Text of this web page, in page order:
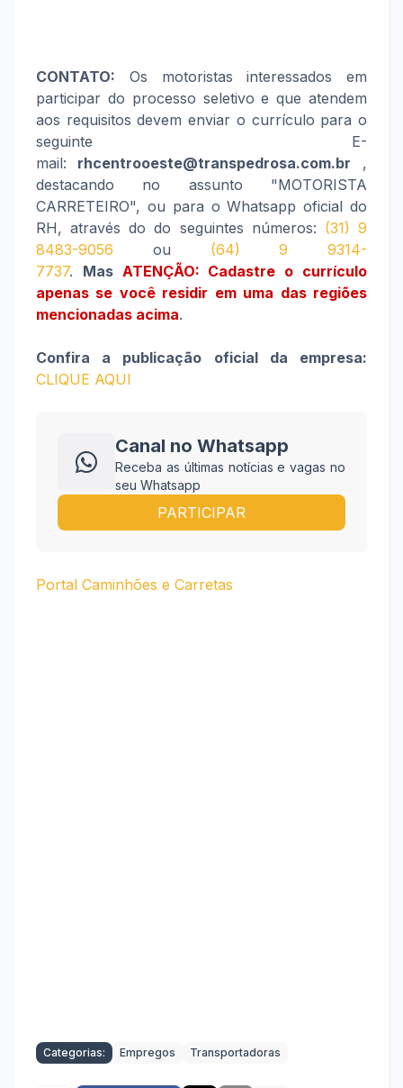
CONTATO: Os motoristas interessados em
participar do processo seletivo e que atendem
aos requisitos devem enviar o currículo para o
seguinte E-
mail: rhcentrooeste@transpedrosa.com.br ,
destacando no assunto "MOTORISTA
CARRETEIRO", ou para o Whatsapp oficial do
RH, através do do seguintes números: (31) 9
8483-9056 ou (64) 9 9314-
7737. Mas ATENÇÃO: Cadastre o currículo
apenas se você residir em uma das regiões
mencionadas acima.
Confira a publicação oficial da empresa:
CLIQUE AQUI
Canal no Whatsapp
Receba as últimas notícias e vagas no
seu Whatsapp
PARTICIPAR
Portal Caminhões e Carretas
Categorias: Empregos Transportadoras